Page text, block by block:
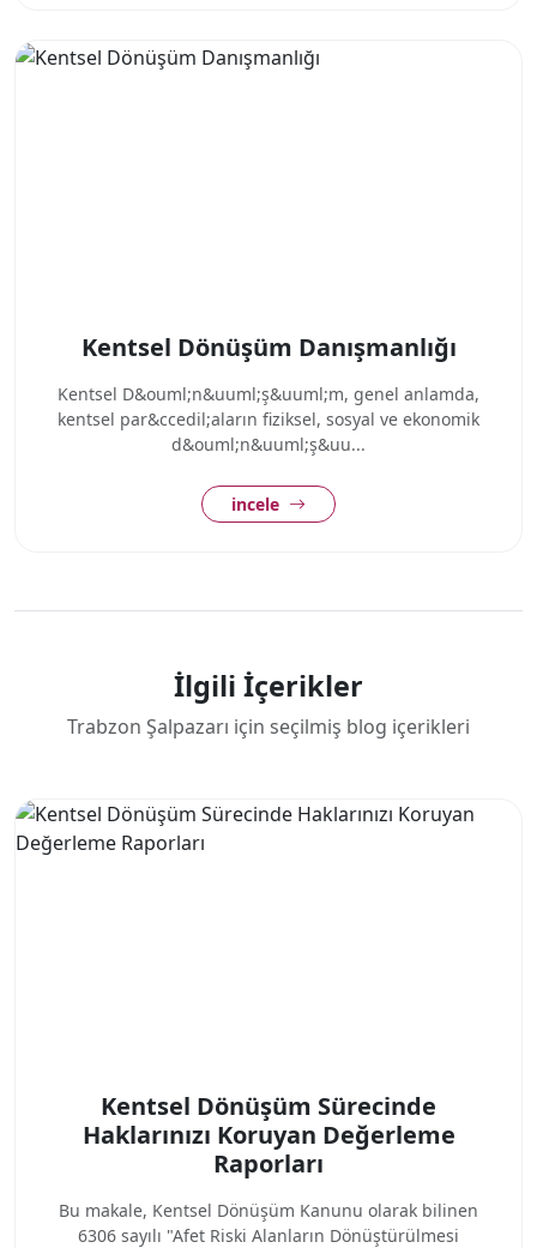
Kentsel Dönüşüm Danışmanlığı
Kentsel D&ouml;n&uuml;ş&uuml;m, genel anlamda,
kentsel par&ccedil;aların fiziksel, sosyal ve ekonomik
d&ouml;n&uuml;ş&uu...
incele
İlgili İçerikler
Trabzon Şalpazarı için seçilmiş blog içerikleri
Kentsel Dönüşüm Sürecinde
Haklarınızı Koruyan Değerleme
Raporları
Bu makale, Kentsel Dönüşüm Kanunu olarak bilinen
6306 sayılı "Afet Riski Alanların Dönüştürülmesi